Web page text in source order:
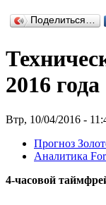
Поделиться…
2016 года
Втр, 10/04/2016 -
Прогноз
Аналитика
4-часовой